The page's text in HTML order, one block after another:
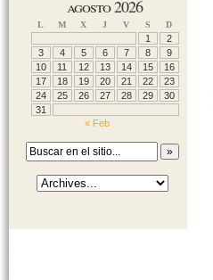
agosto 2026
L M X J V S D
1
2
3
4 5 6 7 8
9
10
11 12 13 14 15
16
17
18 19 20 21 22
23
24
25 26 27 28 29
30
31
« Feb